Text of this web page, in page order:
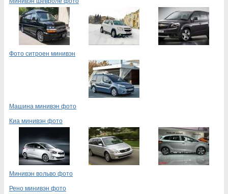
Фото ситроен минивэн
Машина минивэн фото
Киа минивэн фото
Минивэн вольво фото
Рено минивэн фото